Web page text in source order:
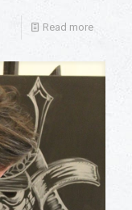
Read more